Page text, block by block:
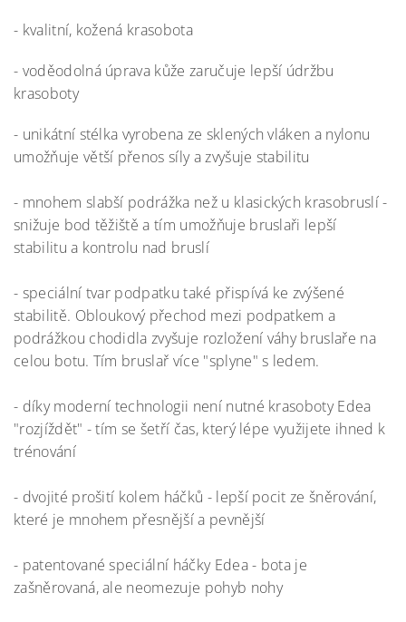
- kvalitní, kožená krasobota
- voděodolná úprava kůže zaručuje lepší údržbu
krasoboty
- unikátní stélka vyrobena ze sklených vláken a nylonu
umožňuje větší přenos síly a zvyšuje stabilitu
- mnohem slabší podrážka než u klasických krasobruslí -
snižuje bod těžiště a tím umožňuje bruslaři lepší
stabilitu a kontrolu nad bruslí
- speciální tvar podpatku také přispívá ke zvýšené
stabilitě. Obloukový přechod mezi podpatkem a
podrážkou chodidla zvyšuje rozložení váhy bruslaře na
celou botu. Tím bruslař více "splyne" s ledem.
- díky moderní technologii není nutné krasoboty Edea
"rozjíždět" - tím se šetří čas, který lépe využijete ihned k
trénování
- dvojité prošití kolem háčků - lepší pocit ze šněrování,
které je mnohem přesnější a pevnější
- patentované speciální háčky Edea - bota je
zašněrovaná, ale neomezuje pohyb nohy